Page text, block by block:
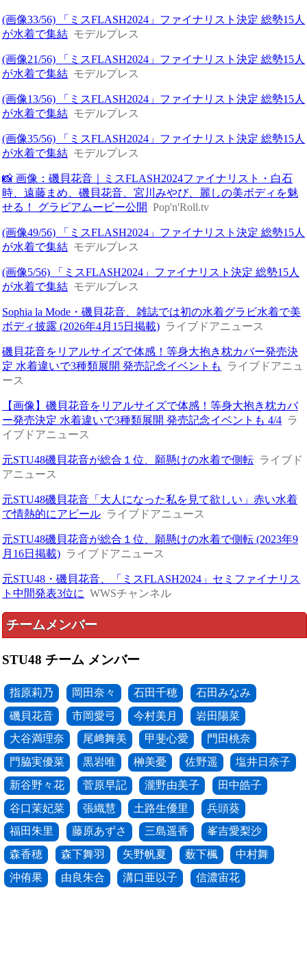
(画像33/56) 「ミスFLASH2024」ファイナリスト決定 総勢15人
が水着で集結 モデルプレス
(画像21/56) 「ミスFLASH2024」ファイナリスト決定 総勢15人
が水着で集結 モデルプレス
(画像13/56) 「ミスFLASH2024」ファイナリスト決定 総勢15人
が水着で集結 モデルプレス
(画像35/56) 「ミスFLASH2024」ファイナリスト決定 総勢15人
が水着で集結 モデルプレス
📸 画像：磯貝花音｜ミスFLASH2024ファイナリスト・白石
時、遠藤まめ、磯貝花音、宮川みやび、麗しの美ボディを魅
せる！ グラビアムービー公開 Pop'n'Roll.tv
(画像49/56) 「ミスFLASH2024」ファイナリスト決定 総勢15人
が水着で集結 モデルプレス
(画像5/56) 「ミスFLASH2024」ファイナリスト決定 総勢15人
が水着で集結 モデルプレス
Sophia la Mode・磯貝花音、雑誌では初の水着グラビ水着で美
ボディ披露 (2026年4月15日掲載) ライブドアニュース
磯貝花音をリアルサイズで体感！等身大抱き枕カバー発売決
定 水着違いで3種類展開 発売記念イベントも
ライブドアニュ
ース
【画像】磯貝花音をリアルサイズで体感！等身大抱き枕カバ
ー発売決定 水着違いで3種類展開 発売記念イベントも 4/4 ラ
イブドアニュース
元STU48磯貝花音が総合１位、願懸けの水着で側転 ライブド
アニュース
元STU48磯貝花音「大人になった私を見て欲しい」赤い水着
で情熱的にアピール ライブドアニュース
元STU48磯貝花音が総合１位、願懸けの水着で側転 (2023年9
月16日掲載) ライブドアニュース
元STU48・磯貝花音、「ミスFLASH2024」セミファイナリス
ト中間発表3位に WWSチャンネル
チームメンバー
STU48 チーム メンバー
指原莉乃 岡田奈々 石田千穂
石田みなみ
磯貝花音
市岡愛弓 今村美月
岩田陽菜
大谷満理奈
尾﨑舞美 甲斐心愛
門田桃奈
門脇実優菜
黒岩唯 榊美憂 佐野遥
塩井日奈子
新谷野々花
菅原早記 瀧野由美子
田中皓子
谷口茉妃菜
張織慧 土路生優里
兵頭葵
福田朱里
藤原あずさ 三島遥香
峯吉愛梨沙
森香穂
森下舞羽 矢野帆夏 薮下楓
中村舞
沖侑果
由良朱合 溝口亜以子 信濃宙花